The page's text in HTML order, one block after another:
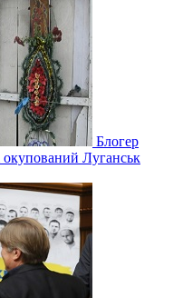
Блогер
окупований Луганськ